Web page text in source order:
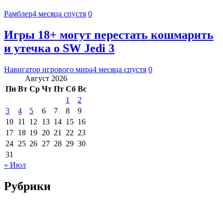
Рамблер4 месяца спустя 0
Игры 18+ могут перестать кошмарить
и утечка о SW Jedi 3
Навигатор игрового мира4 месяца спустя 0
Август 2026
Пн Вт Ср Чт Пт Сб Вс
1
2
3
4 5 6 7 8
9
10 11 12 13 14 15 16
17 18 19 20 21 22 23
24 25 26 27 28 29 30
31
« Июл
Рубрики